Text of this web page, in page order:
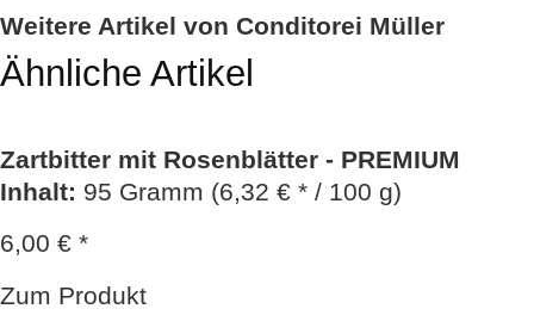
Weitere Artikel von Conditorei Müller
Ähnliche Artikel
Zartbitter mit Rosenblätter - PREMIUM
Inhalt: 95 Gramm (6,32 € * / 100 g)
6,00 € *
Zum Produkt